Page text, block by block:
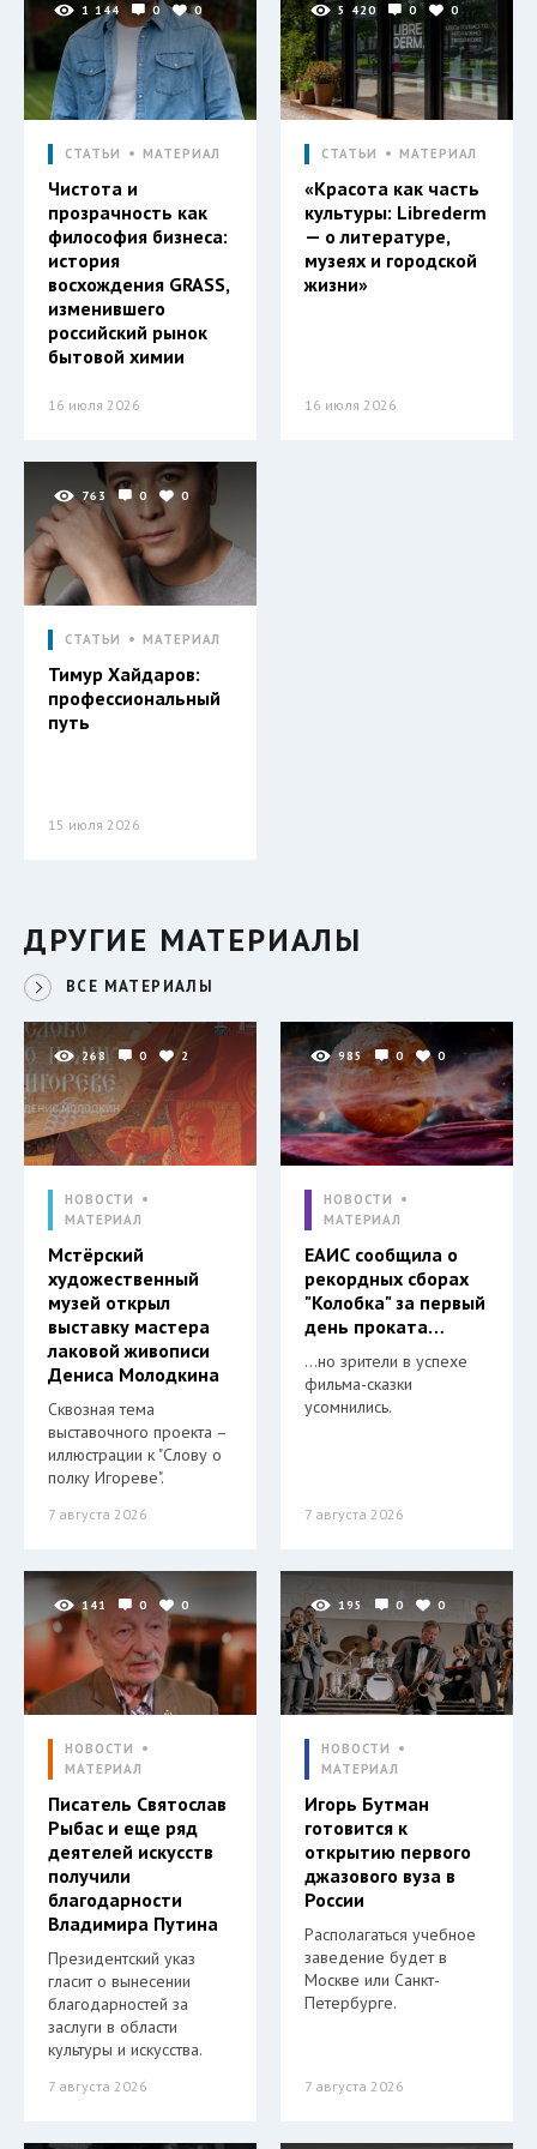
1 144 0 0
СТАТЬИ МАТЕРИАЛ
Чистота и
прозрачность как
философия бизнеса:
история
восхождения GRASS,
изменившего
российский рынок
бытовой химии
16 июля 2026
5 420 0 0
СТАТЬИ МАТЕРИАЛ
«Красота как часть
культуры: Librederm
— о литературе,
музеях и городской
жизни»
16 июля 2026
763 0 0
СТАТЬИ МАТЕРИАЛ
Тимур Хайдаров:
профессиональный
путь
15 июля 2026
ДРУГИЕ МАТЕРИАЛЫ
ВСЕ МАТЕРИАЛЫ
268 0 2
НОВОСТИ
МАТЕРИАЛ
Мстёрский
художественный
музей открыл
выставку мастера
лаковой живописи
Дениса Молодкина
Сквозная тема
выставочного проекта –
иллюстрации к "Слову о
полку Игореве".
7 августа 2026
985 0 0
НОВОСТИ
МАТЕРИАЛ
ЕАИС сообщила о
рекордных сборах
"Колобка" за первый
день проката…
…но зрители в успехе
фильма-сказки
усомнились.
7 августа 2026
141 0 0
НОВОСТИ
МАТЕРИАЛ
Писатель Святослав
Рыбас и еще ряд
деятелей искусств
получили
благодарности
Владимира Путина
Президентский указ
гласит о вынесении
благодарностей за
заслуги в области
культуры и искусства.
7 августа 2026
195 0 0
НОВОСТИ
МАТЕРИАЛ
Игорь Бутман
готовится к
открытию первого
джазового вуза в
России
Располагаться учебное
заведение будет в
Москве или Санкт-
Петербурге.
7 августа 2026